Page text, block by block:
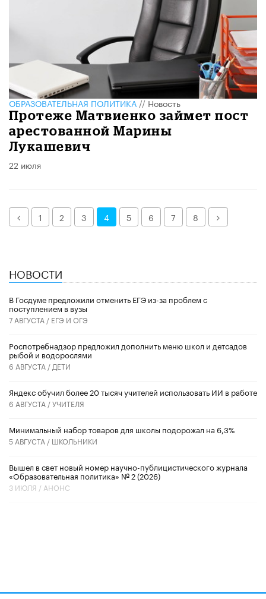
ОБРАЗОВАТЕЛЬНАЯ ПОЛИТИКА//Новость
Протеже Матвиенко займет пост
арестованной Марины
Лукашевич
22 июля
Назад1 2 3 4 5 6 7 8 Далее
НОВОСТИ
В Госдуме предложили отменить ЕГЭ из-за проблем с
поступлением в вузы
7 АВГУСТА / ЕГЭ И ОГЭ
Роспотребнадзор предложил дополнить меню школ и детсадов
рыбой и водорослями
6 АВГУСТА / ДЕТИ
​Яндекс обучил более 20 тысяч учителей использовать ИИ в работе
6 АВГУСТА /УЧИТЕЛЯ
Минимальный набор товаров для школы подорожал на 6,3%
5 АВГУСТА / ШКОЛЬНИКИ
Вышел в свет новый номер научно-публицистического журнала
«Образовательная политика» № 2 (2026)
3 ИЮЛЯ / АНОНС